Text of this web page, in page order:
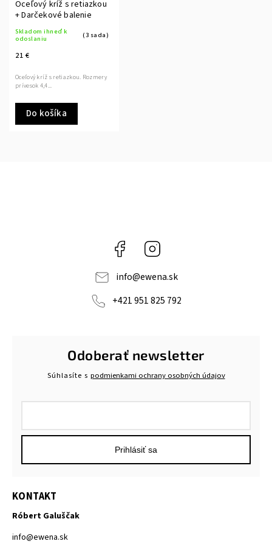
Oceľový kríž s retiazkou
+ Darčekové balenie
Skladom ihneď k
odoslaniu
(3 sada)
21 €
Do košíka
Oceľový kríž s retiazkou. Rozmery
prívesok 4,4...
Facebook
info@ewena.sk
+421 951 825 792
Odoberať newsletter
Súhlasíte s podmienkami ochrany osobných údajov
Prihlásiť sa
KONTAKT
Róbert Galuščak
info@ewena.sk